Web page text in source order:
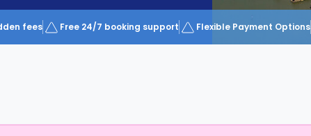
fees Free 24/7 booking support Flexible Payment Options